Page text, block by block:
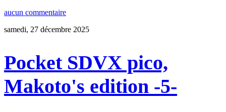
aucun commentaire
samedi, 27 décembre 2025
Pocket SDVX pico,
Makoto's edition -5-